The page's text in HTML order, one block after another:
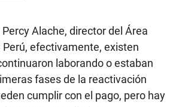
Alache, director del Área
Perú, efectivamente, existen
laborando o estaban
fases de la reactivación
cumplir con el pago, pero hay